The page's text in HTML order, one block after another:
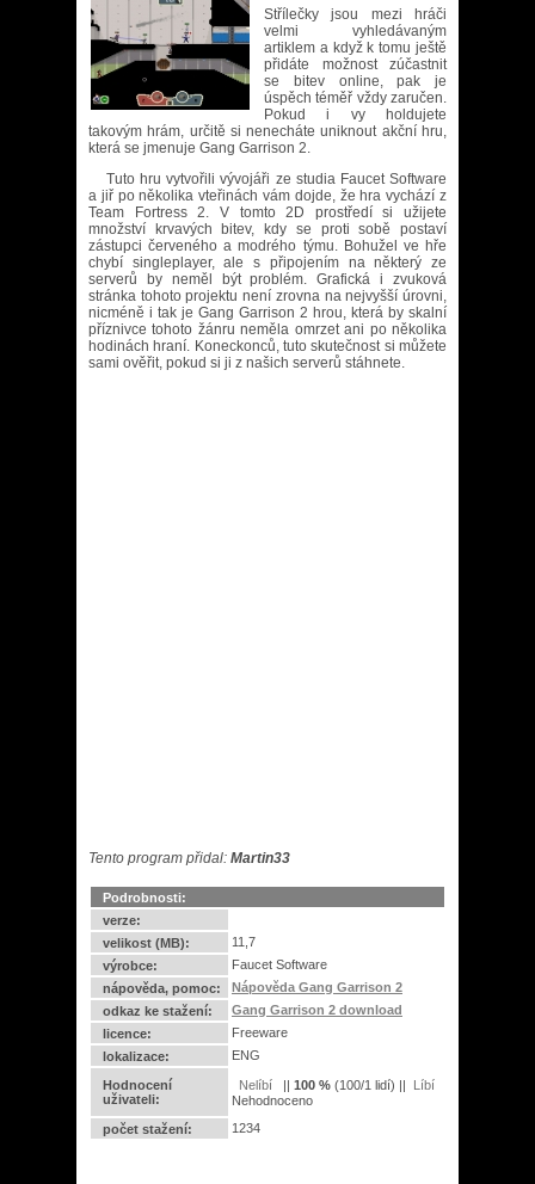
Střílečky jsou mezi hráči
velmi vyhledávaným
artiklem a když k tomu ještě
přidáte možnost zúčastnit
se bitev online, pak je
úspěch téměř vždy zaručen.
Pokud i vy holdujete
takovým hrám, určitě si nenecháte uniknout akční hru,
která se jmenuje Gang Garrison 2.
Tuto hru vytvořili vývojáři ze studia Faucet Software
a jiř po několika vteřinách vám dojde, že hra vychází z
Team Fortress 2. V tomto 2D prostředí si užijete
množství krvavých bitev, kdy se proti sobě postaví
zástupci červeného a modrého týmu. Bohužel ve hře
chybí singleplayer, ale s připojením na některý ze
serverů by neměl být problém. Grafická i zvuková
stránka tohoto projektu není zrovna na nejvyšší úrovni,
nicméně i tak je Gang Garrison 2 hrou, která by skalní
příznivce tohoto žánru neměla omrzet ani po několika
hodinách hraní. Koneckonců, tuto skutečnost si můžete
sami ověřit, pokud si ji z našich serverů stáhnete.
Tento program přidal: Martin33
Podrobnosti:
verze:
velikost (MB):
11,7
výrobce:
Faucet Software
nápověda, pomoc:
Nápověda Gang Garrison 2
odkaz ke stažení:
Gang Garrison 2 download
licence:
Freeware
lokalizace:
ENG
Hodnocení
uživateli:
|| 100 % (100/1 lidí) ||
Nehodnoceno
počet stažení:
1234